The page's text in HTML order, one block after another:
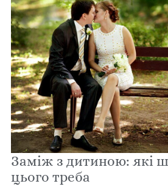
Заміж з дитиною: які
цього треба